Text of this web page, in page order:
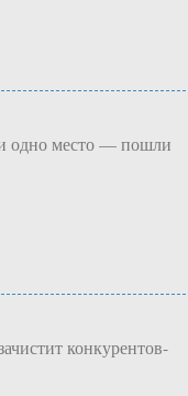
одно место — пошли
конкурентов-